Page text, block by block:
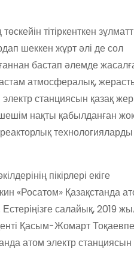
тітіркенткен
шеккен жұрт әлі де сол
бастап әлемде
атмосфералық,
станциясын қазақ
нақты қабылданған
технологияларды
пікірлері екіге
«Росатом» Қазақстанда
салайық, 2019
Қасым-Жомарт
атом электр станциясын